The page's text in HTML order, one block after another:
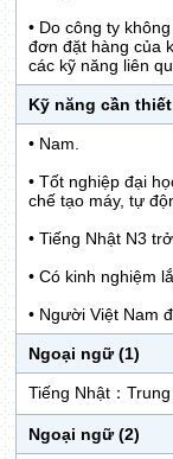
• Do công ty
đơn đặt hàng của
các kỹ năng liên
Kỹ năng cần thiết
• Nam.
• Tốt nghiệp đại
chế tạo máy, tự
• Tiếng Nhật N3
• Có kinh nghiệm
• Người Việt Nam
Ngoại ngữ (1)
Tiếng Nhật：
Ngoại ngữ (2)